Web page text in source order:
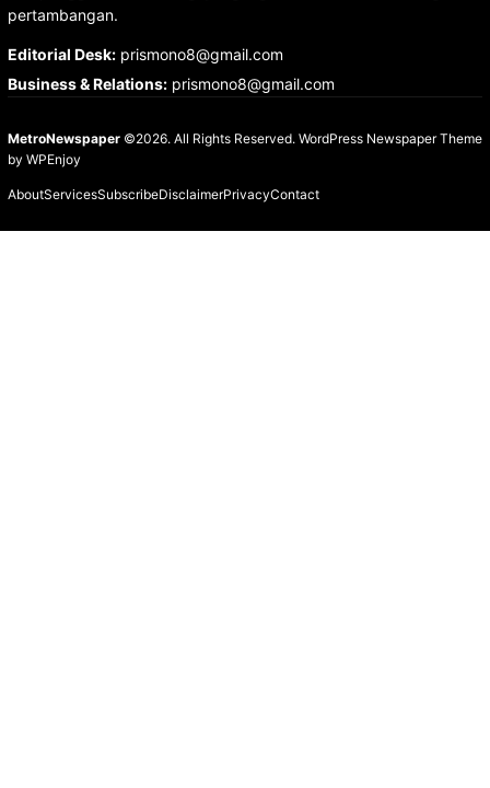
pertambangan.
Editorial Desk:prismono8@gmail.com
Business & Relations:prismono8@gmail.com
MetroNewspaper©2026. All Rights Reserved. WordPress Newspaper Theme
by WPEnjoy
AboutServicesSubscribeDisclaimerPrivacyContact